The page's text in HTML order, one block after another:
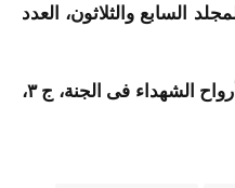
السابع والثلاثون، العدد
. صحیح مسلم، باب بیان أن أرواح الشهداء فی الجنة، ج ۳،